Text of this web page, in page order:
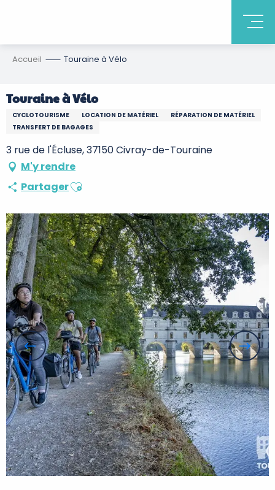
Accueil Touraine à Vélo
Touraine à Vélo
CYCLOTOURISME LOCATION DE MATÉRIEL
RÉPARATION DE MATÉRIEL
TRANSFERT DE BAGAGES
3 rue de l'Écluse, 37150 Civray-de-Touraine
M'y rendre
PartagerAjouter aux favoris